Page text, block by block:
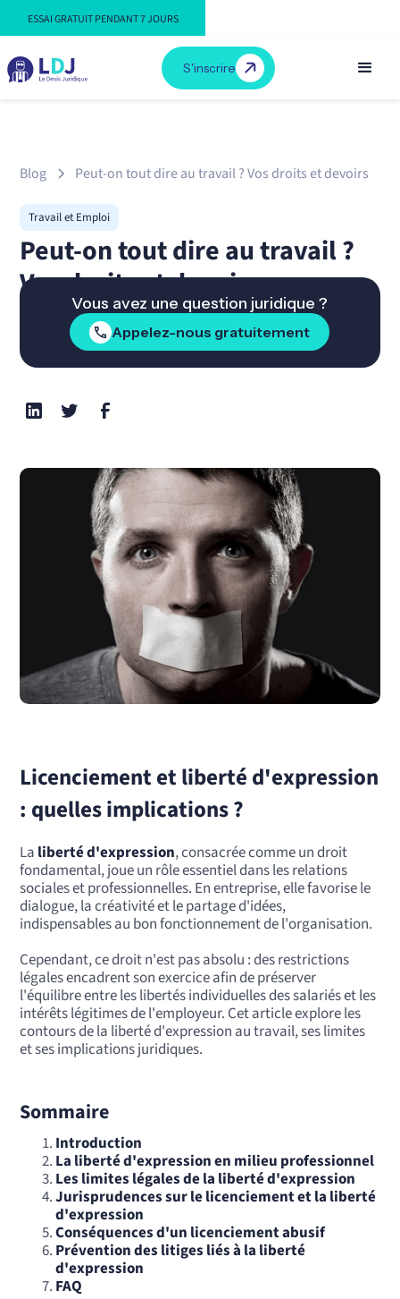
ESSAI GRATUIT PENDANT 7 JOURS
S'inscrire
Blog Peut-on tout dire au travail ? Vos droits et devoirs
Travail et Emploi
Peut-on tout dire au travail ?
Vos droits et devoirs
Par LDJ
Licenciement et liberté d'expression
: quelles implications ?
La liberté d'expression, consacrée comme un droit
fondamental, joue un rôle essentiel dans les relations
sociales et professionnelles. En entreprise, elle favorise le
dialogue, la créativité et le partage d'idées,
indispensables au bon fonctionnement de l'organisation.
Cependant, ce droit n'est pas absolu : des restrictions
légales encadrent son exercice afin de préserver
l'équilibre entre les libertés individuelles des salariés et les
intérêts légitimes de l'employeur. Cet article explore les
contours de la liberté d'expression au travail, ses limites
et ses implications juridiques.
Sommaire
Introduction
La liberté d'expression en milieu professionnel
Les limites légales de la liberté d'expression
Jurisprudences sur le licenciement et la liberté
d'expression
Conséquences d'un licenciement abusif
Prévention des litiges liés à la liberté
d'expression
FAQ
Vous avez une question juridique ?
Appelez-nous gratuitement